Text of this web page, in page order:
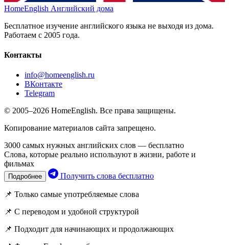
HomeEnglish Английский дома
Бесплатное изучение английского языка не выходя из дома.
Работаем с 2005 года.
Контакты
info@homeenglish.ru
ВКонтакте
Telegram
© 2005–2026 HomeEnglish. Все права защищены.
Копирование материалов сайта запрещено.
3000 самых нужных английских слов — бесплатно
Слова, которые реально используют в жизни, работе и
фильмах
Подробнее Получить слова бесплатно
📌 Только самые употребляемые слова
📌 С переводом и удобной структурой
📌 Подходит для начинающих и продолжающих